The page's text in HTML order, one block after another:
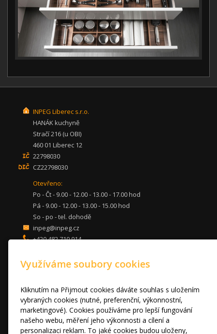
INPEG Liberec s.r.o.
HANÁK kuchyně
Stračí 216 (u OBI)
460 01 Liberec 12
22798030
CZ22798030
Otevřeno:
Po - Čt - 9.00 - 12.00 - 13.00 - 17.00 hod
Pá - 9.00 - 12.00 - 13.00 - 15.00 hod
So - po - tel. dohodě
inpeg@inpeg.cz
+420 482 710 914
KUCHYNĚ
DVEŘE A STOLY
OBÝVACÍ POKOJE
AKCE
FOTOGALERIE
Využíváme soubory cookies
Kliknutím na Přijmout cookies dáváte souhlas s uložením
vybraných cookies (nutné, preferenční, výkonnostní,
marketingové). Cookies používáme pro lepší fungování
našeho webu, měření jeho výkonnosti a cílení a
personalizaci reklam. To jaké cookies budou uloženy,